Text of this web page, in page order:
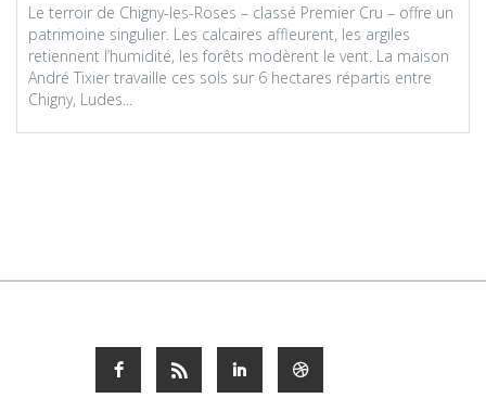
Le terroir de Chigny-les-Roses – classé Premier Cru – offre un
patrimoine singulier. Les calcaires affleurent, les argiles
retiennent l’humidité, les forêts modèrent le vent. La maison
André Tixier travaille ces sols sur 6 hectares répartis entre
Chigny, Ludes...